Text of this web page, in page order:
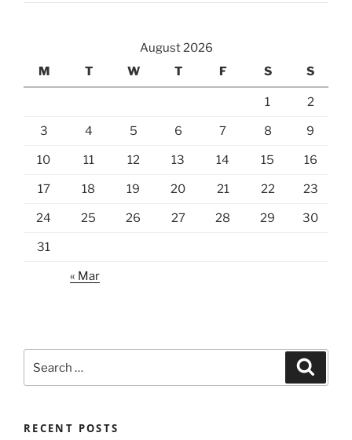
August 2026
M
T W T F S S
1 2
3 4 5 6 7 8 9
10 11 12 13 14 15 16
17 18 19 20 21 22 23
24 25 26 27 28 29 30
31
« Mar
for:
RECENT POSTS